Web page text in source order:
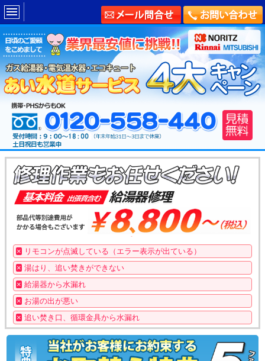
× リモコンが点滅している（エラー表示が出ている）
× 湯はり、追い焚きができない
× 給湯器から水漏れ
× お湯の出が悪い
× 追い焚き口、循環金具から水漏れ